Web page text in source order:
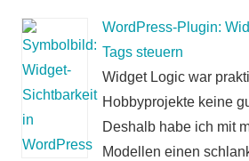
WordPress-Plugin:
Tags steuern
Widget Logic war
Hobbyprojekte keine
Deshalb habe ich mit
Modellen einen